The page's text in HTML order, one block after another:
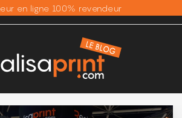
en ligne 100% revendeur